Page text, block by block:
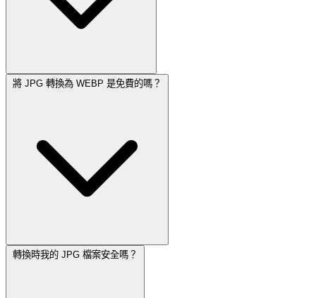
將 JPG 轉換為 WEBP 是免費的嗎？
轉換時我的 JPG 檔案安全嗎？